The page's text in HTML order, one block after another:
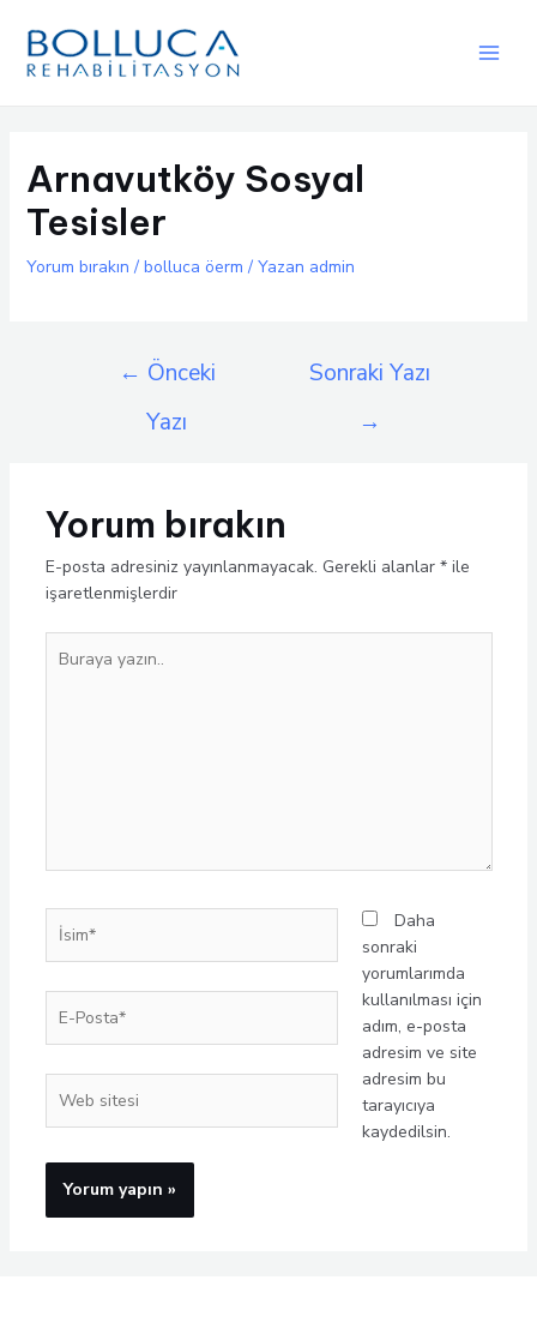
atla
Arnavutköy Sosyal
Tesisler
Yorum bırakın / bolluca öerm / Yazan admin
gezinmesi
← Önceki
Yazı
Sonraki Yazı
→
Yorum bırakın
E-posta adresiniz yayınlanmayacak. Gerekli alanlar *ile
işaretlenmişlerdir
yazın..
İsim*
Posta*
sitesi
Daha
sonraki
yorumlarımda
kullanılması için
adım, e-posta
adresim ve site
adresim bu
tarayıcıya
kaydedilsin.